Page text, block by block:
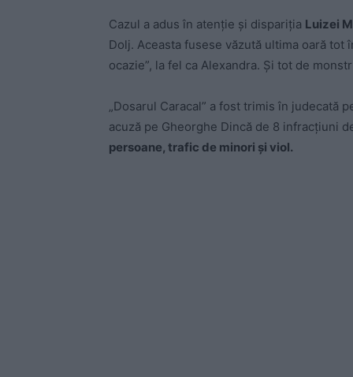
Cazul a adus în atenţie și dispariţia Luizei
Dolj. Aceasta fusese văzută ultima oară tot
ocazie”, la fel ca Alexandra. Și tot de
„Dosarul Caracal” a fost trimis în judecată
acuză pe Gheorghe Dincă de 8 infracțiuni
persoane, trafic de minori și viol.